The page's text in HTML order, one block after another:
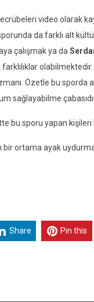
video olarak
da farklı alt
çalışmak ya da
Özetle bu sporda
sağlayabilme
bu sporu yapan
bir ortama ayak
Share Pin this